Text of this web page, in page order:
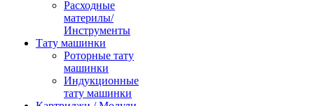
Расходные
материлы/
Инструменты
Тату машинки
Роторные тату
машинки
Индукционные
тату машинки